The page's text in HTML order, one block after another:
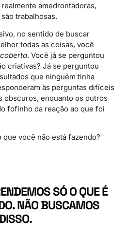
amedrontadoras,
trabalhosas.
no sentido de buscar
todas as coisas, você
. Você já se perguntou
criativas? Já se perguntou
que ninguém tinha
às perguntas difíceis
obscuros, enquanto os outros
fofinho da reação ao que foi
você não está fazendo?
SÓ O QUE É
NÃO BUSCAMOS